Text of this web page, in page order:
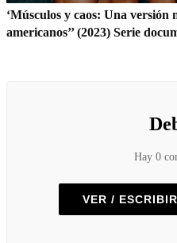
‘Músculos y caos: Una versión
americanos’’ (2023) Serie
Hay 0
VER /